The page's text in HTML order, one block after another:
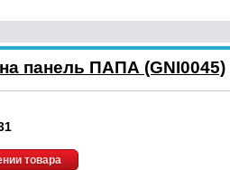
панель ПАПА (GNI0045)
товара